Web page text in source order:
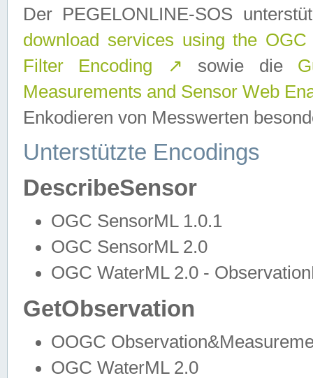
Der PEGELONLINE-SOS
download services using the
Filter Encoding
↗ sowie die
Measurements and Sensor Web
Enkodieren von Messwerten
Unterstützte Encodings
DescribeSensor
OGC SensorML 1.0.1
OGC SensorML 2.0
OGC WaterML 2.0 -
GetObservation
OOGC
OGC WaterML 2.0